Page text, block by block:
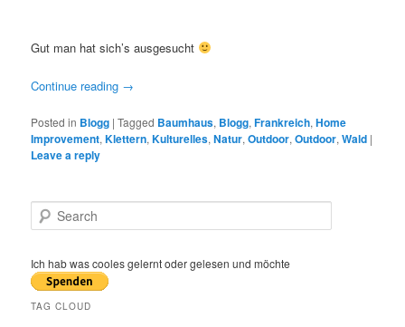
Gut man hat sich’s ausgesucht
Continue reading →
Posted in Blogg |Tagged Baumhaus, Blogg,Frankreich,Home
Improvement,Klettern,Kulturelles,Natur,Outdoor,Outdoor,Wald |
Leave a reply
e
r
c
h
Ich hab was cooles gelernt oder gelesen und möchte
TAG CLOUD